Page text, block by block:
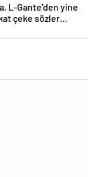
L-Gante’den yine
çeke sözler…